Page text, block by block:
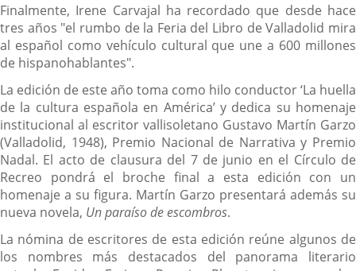
Finalmente, Irene Carvajal ha recordado que desde hace
tres años "el rumbo de la Feria del Libro de Valladolid mira
al español como vehículo cultural que une a 600 millones
de hispanohablantes".
La edición de este año toma como hilo conductor ‘La huella
de la cultura española en América’ y dedica su homenaje
institucional al escritor vallisoletano Gustavo Martín Garzo
(Valladolid, 1948), Premio Nacional de Narrativa y Premio
Nadal. El acto de clausura del 7 de junio en el Círculo de
Recreo pondrá el broche final a esta edición con un
homenaje a su figura. Martín Garzo presentará además su
nueva novela, Un paraíso de escombros.
La nómina de escritores de esta edición reúne algunos de
los nombres más destacados del panorama literario